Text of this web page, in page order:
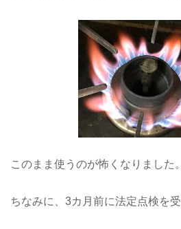
このまま使うのが怖くなりました
ちなみに、3カ月前に法定点検を